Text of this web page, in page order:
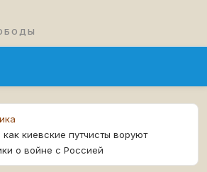
киевские путчисты воруют
о войне с Россией